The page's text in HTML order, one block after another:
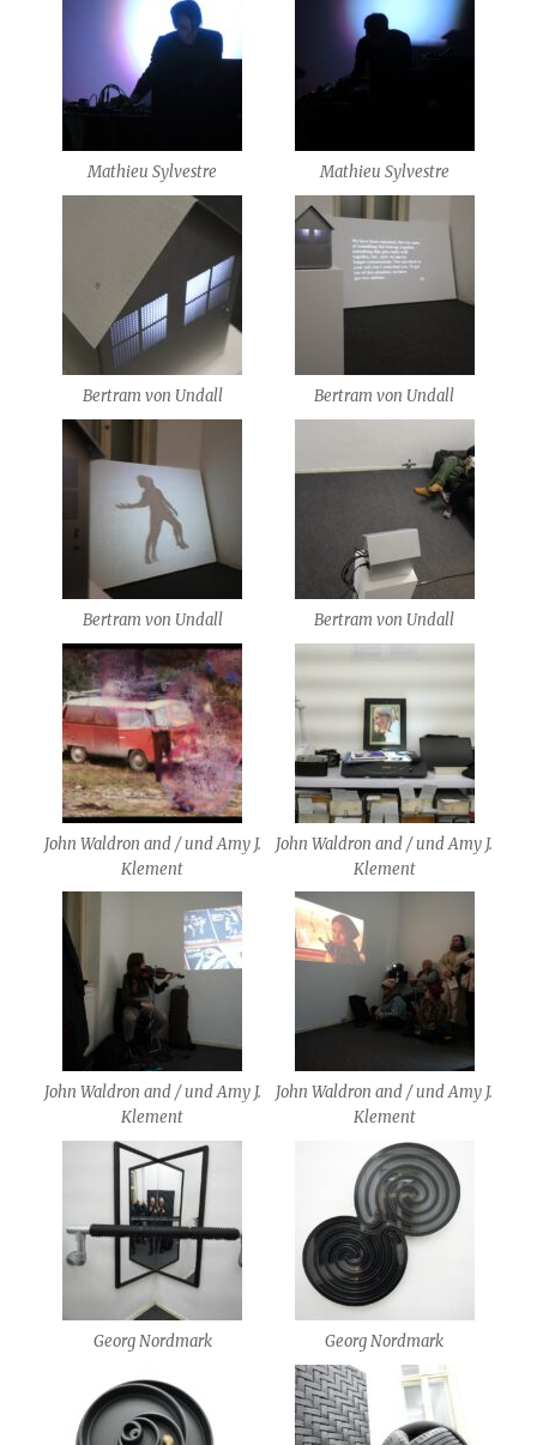
Mathieu Sylvestre Mathieu Sylvestre
Bertram von Undall Bertram von Undall
Bertram von Undall Bertram von Undall
John Waldron and / und Amy J.
Klement
John Waldron and / und Amy J.
Klement
John Waldron and / und Amy J.
Klement
John Waldron and / und Amy J.
Klement
Georg Nordmark Georg Nordmark